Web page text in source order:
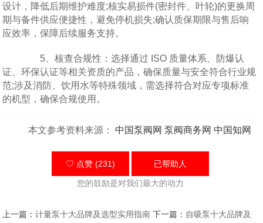
设计，降低后期维护难度;核实易损件(密封件、叶轮)的更换周
期与备件供应便捷性，避免停机损失;确认质保期限与售后响
应效率，保障后续服务支持。
5、核查合规性：选择通过 ISO 质量体系、防爆认
证、环保认证等相关资质的产品，确保质量与安全符合行业规
范;涉及消防、饮用水等特殊领域，需选择符合对应专项标准
的机型，确保合规使用。
本文参考资料来源： 中国泵阀网 泵阀商务网 中国知网
♡ 点赞 (231) 已帮助 人
您的鼓励是对我们最大的动力
上一篇：计量泵十大品牌及选型实用指南 下一篇： 自吸泵十大品牌及